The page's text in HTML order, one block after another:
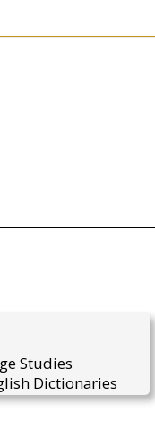
Studies
Dictionaries